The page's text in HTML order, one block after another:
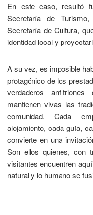
En este caso, resultó
Secretaría de
Secretaría de Cultura,
identidad local y
A su vez, es imposible
protagónico de los
verdaderos
mantienen vivas las
comunidad. Cada
alojamiento, cada guía,
convierte en una
Son ellos quienes, con
visitantes encuentren
natural y lo humano se